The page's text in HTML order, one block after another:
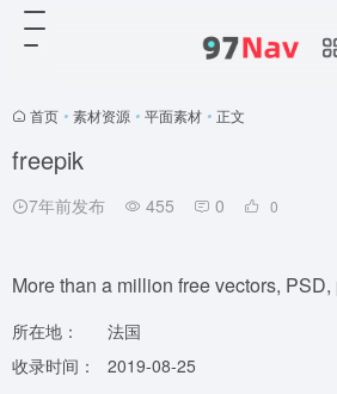
首页 • 素材资源 • 平面素材 • 正文
freepik
7年前发布 455 0 0
More than a million free vectors,
所在地：
法国
收录时间：
2019-08-25